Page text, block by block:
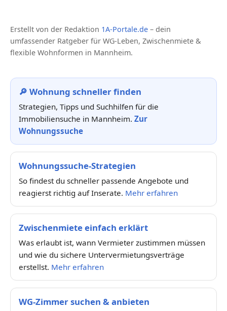
Erstellt von der Redaktion 1A-Portale.de – dein
umfassender Ratgeber für WG-Leben, Zwischenmiete &
flexible Wohnformen in Mannheim.
🔎 Wohnung schneller finden
Strategien, Tipps und Suchhilfen für die
Immobiliensuche in Mannheim. Zur
Wohnungssuche
Wohnungssuche-Strategien
So findest du schneller passende Angebote und
reagierst richtig auf Inserate. Mehr erfahren
Zwischenmiete einfach erklärt
Was erlaubt ist, wann Vermieter zustimmen müssen
und wie du sichere Untervermietungsverträge
erstellst. Mehr erfahren
WG-Zimmer suchen & anbieten